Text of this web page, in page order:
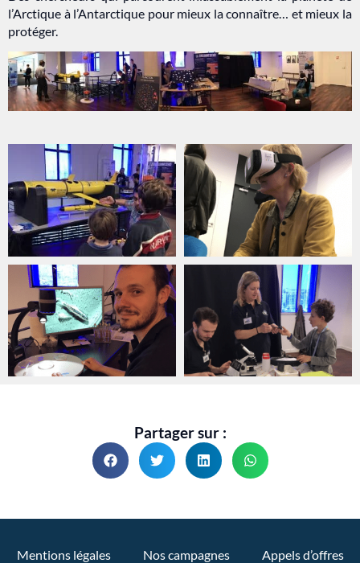
l’Arctique à l’Antarctique pour mieux la connaître… et mieux la
protéger.
Partager sur :
Mentions légales Nos campagnes
Appels d’offres